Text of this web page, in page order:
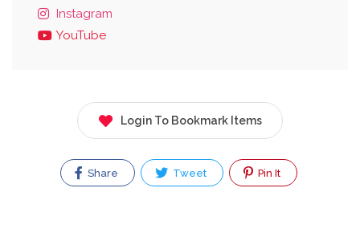
Instagram
YouTube
Login To Bookmark Items
Share Tweet Pin It